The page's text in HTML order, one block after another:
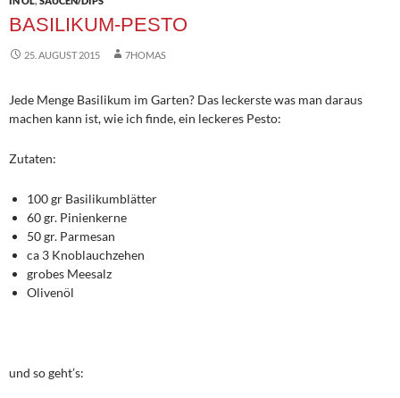
BASILIKUM-PESTO
25. AUGUST 2015 7HOMAS
Jede Menge Basilikum im Garten? Das leckerste was man daraus
machen kann ist, wie ich finde, ein leckeres Pesto:
Zutaten:
100 gr Basilikumblätter
60 gr. Pinienkerne
50 gr. Parmesan
ca 3 Knoblauchzehen
grobes Meesalz
Olivenöl
und so geht’s: